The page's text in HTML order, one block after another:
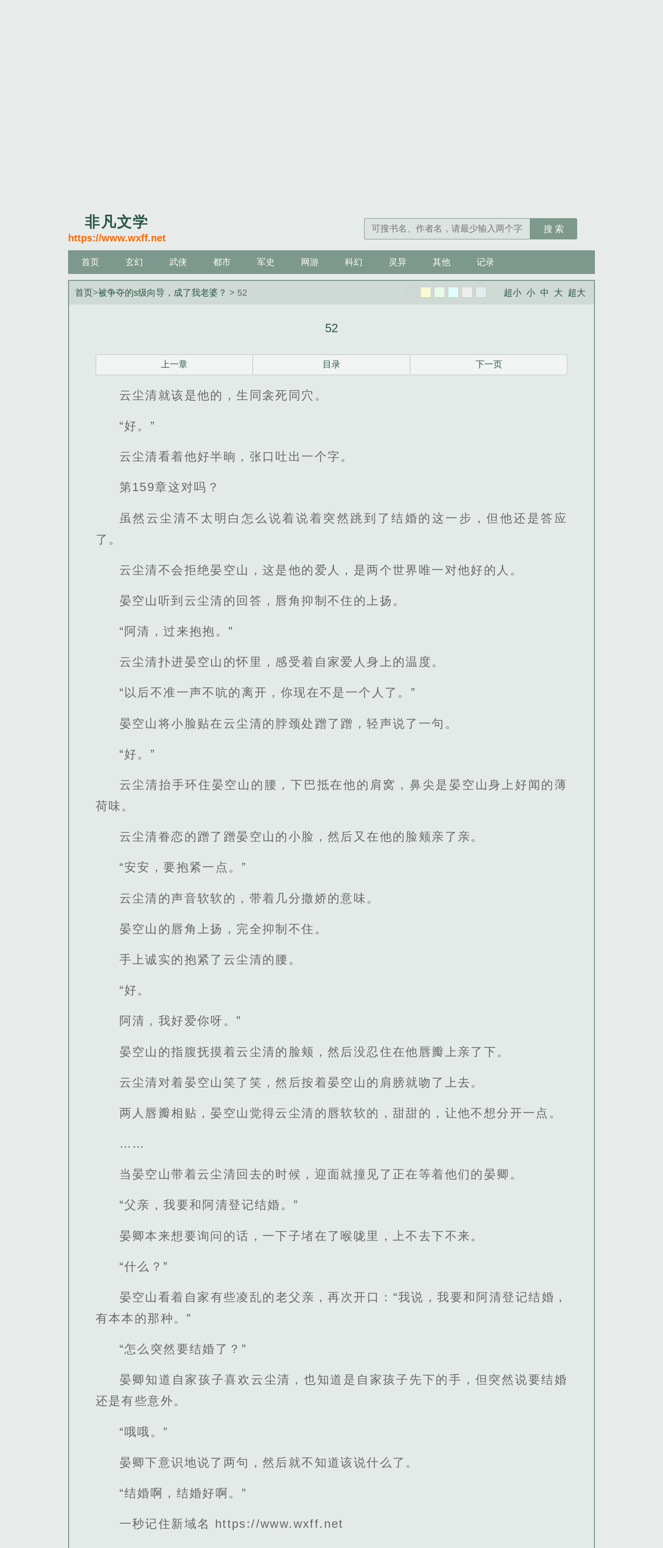
非凡文学
https://www.wxff.net
搜 索
首页 玄幻 武侠 都市 军史 网游 科幻 灵异 其他 记录
首页>被争夺的s级向导，成了我老婆？ > 52 超小 小 中 大 超大
52
上一章 目录 下一页
云尘清就该是他的，生同衾死同穴。
“好。”
云尘清看着他好半晌，张口吐出一个字。
第159章这对吗？
虽然云尘清不太明白怎么说着说着突然跳到了结婚的这一步，但他还是答应
了。
云尘清不会拒绝晏空山，这是他的爱人，是两个世界唯一对他好的人。
晏空山听到云尘清的回答，唇角抑制不住的上扬。
“阿清，过来抱抱。”
云尘清扑进晏空山的怀里，感受着自家爱人身上的温度。
“以后不准一声不吭的离开，你现在不是一个人了。”
晏空山将小脸贴在云尘清的脖颈处蹭了蹭，轻声说了一句。
“好。”
云尘清抬手环住晏空山的腰，下巴抵在他的肩窝，鼻尖是晏空山身上好闻的薄
荷味。
云尘清眷恋的蹭了蹭晏空山的小脸，然后又在他的脸颊亲了亲。
“安安，要抱紧一点。”
云尘清的声音软软的，带着几分撒娇的意味。
晏空山的唇角上扬，完全抑制不住。
手上诚实的抱紧了云尘清的腰。
“好。
阿清，我好爱你呀。”
晏空山的指腹抚摸着云尘清的脸颊，然后没忍住在他唇瓣上亲了下。
云尘清对着晏空山笑了笑，然后按着晏空山的肩膀就吻了上去。
两人唇瓣相贴，晏空山觉得云尘清的唇软软的，甜甜的，让他不想分开一点。
……
当晏空山带着云尘清回去的时候，迎面就撞见了正在等着他们的晏卿。
“父亲，我要和阿清登记结婚。”
晏卿本来想要询问的话，一下子堵在了喉咙里，上不去下不来。
“什么？”
晏空山看着自家有些凌乱的老父亲，再次开口：“我说，我要和阿清登记结婚，
有本本的那种。”
“怎么突然要结婚了？”
晏卿知道自家孩子喜欢云尘清，也知道是自家孩子先下的手，但突然说要结婚
还是有些意外。
“哦哦。”
晏卿下意识地说了两句，然后就不知道该说什么了。
“结婚啊，结婚好啊。”
一秒记住新域名 https://www.wxff.net